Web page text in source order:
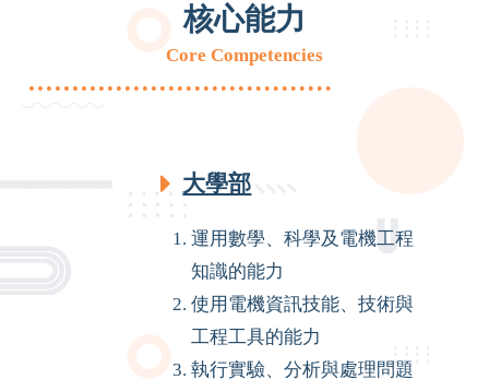
核心能力
Core Competencies
大學部
運用數學、科學及電機工程
知識的能力
使用電機資訊技能、技術與
工程工具的能力
執行實驗、分析與處理問題